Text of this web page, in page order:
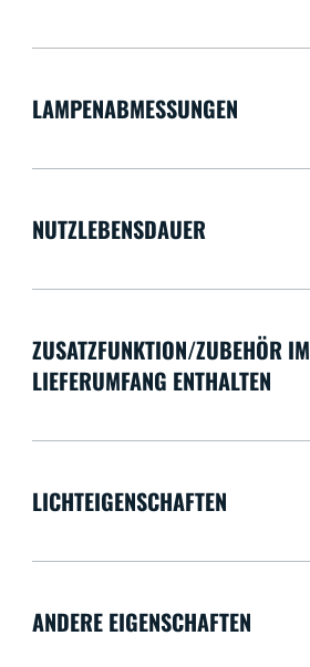
LAMPENABMESSUNGEN
NUTZLEBENSDAUER
ZUSATZFUNKTION/ZUBEHÖR IM
LIEFERUMFANG ENTHALTEN
LICHTEIGENSCHAFTEN
ANDERE EIGENSCHAFTEN